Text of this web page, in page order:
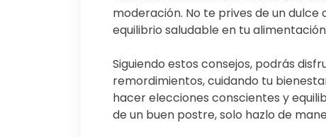
moderación. No te prives de un
equilibrio saludable en tu
Siguiendo estos consejos, podrás
remordimientos, cuidando tu
hacer elecciones conscientes y
de un buen postre, solo hazlo de